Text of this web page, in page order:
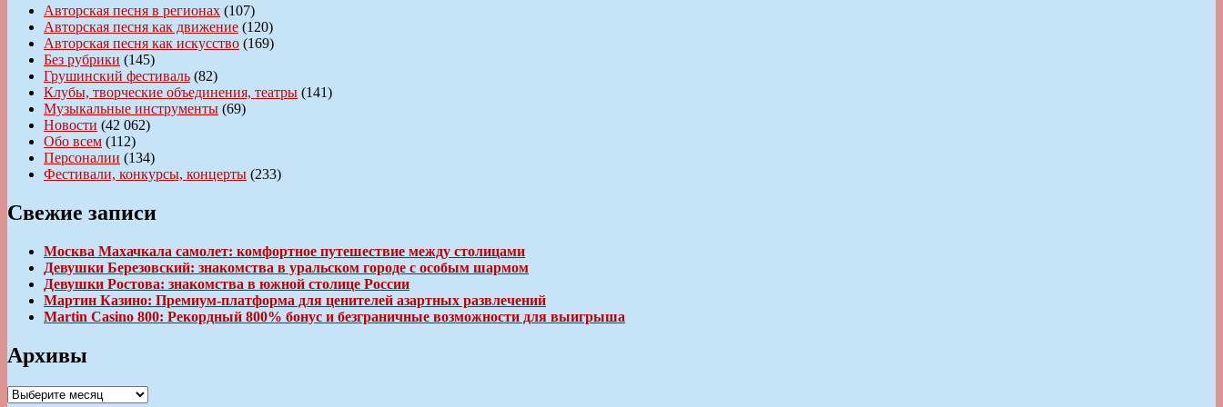
Авторская песня в регионах (107)
Авторская песня как движение (120)
Авторская песня как искусство (169)
Без рубрики (145)
Грушинский фестиваль (82)
Клубы, творческие объединения, театры (141)
Музыкальные инструменты (69)
Новости (42 062)
Обо всем (112)
Персоналии (134)
Фестивали, конкурсы, концерты (233)
Свежие записи
Москва Махачкала самолет: комфортное путешествие между столицами
Девушки Березовский: знакомства в уральском городе с особым шармом
Девушки Ростова: знакомства в южной столице России
Мартин Казино: Премиум-платформа для ценителей азартных развлечений
Martin Casino 800: Рекордный 800% бонус и безграничные возможности для выигрыша
Архивы
Архивы